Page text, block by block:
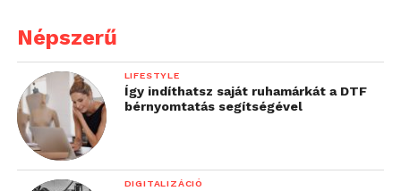
Népszerű
LIFESTYLE
Így indíthatsz saját ruhamárkát a DTF
bérnyomtatás segítségével
DIGITALIZÁCIÓ